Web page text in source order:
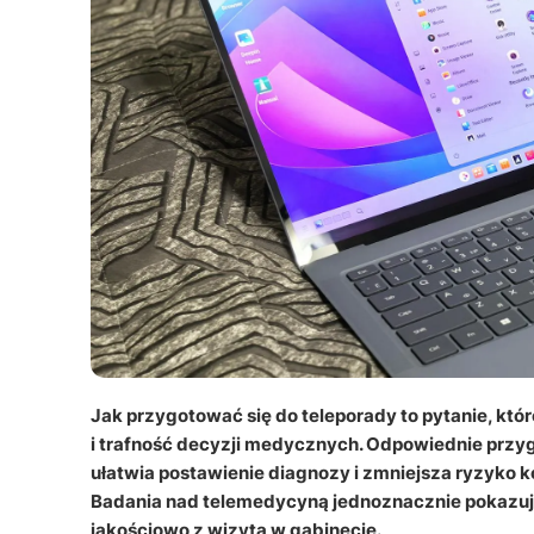
Jak przygotować się do teleporady to pytanie,
i trafność decyzji medycznych. Odpowiednie
ułatwia postawienie diagnozy i zmniejsza ryzyko
Badania nad telemedycyną jednoznacznie